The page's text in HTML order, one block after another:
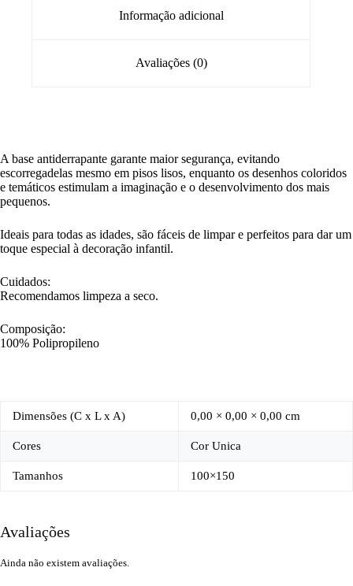
Informação adicional
Avaliações (0)
A base antiderrapante garante maior segurança, evitando
escorregadelas mesmo em pisos lisos, enquanto os desenhos coloridos
e temáticos estimulam a imaginação e o desenvolvimento dos mais
pequenos.
Ideais para todas as idades, são fáceis de limpar e perfeitos para dar um
toque especial à decoração infantil.
Cuidados:
Recomendamos limpeza a seco.
Composição:
100% Polipropileno
Dimensões (C x L x A) 0,00 × 0,00 × 0,00 cm
Cores Cor Unica
Tamanhos 100×150
Avaliações
Ainda não existem avaliações.